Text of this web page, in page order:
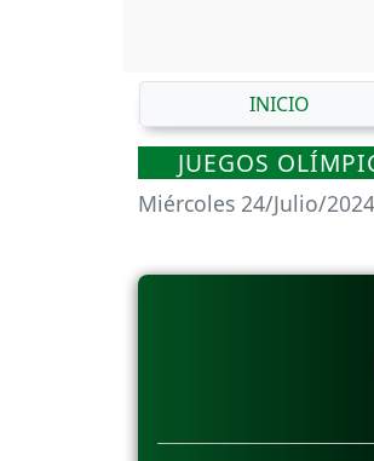
INICIO
JUEGOS
Miércoles 24/Julio/